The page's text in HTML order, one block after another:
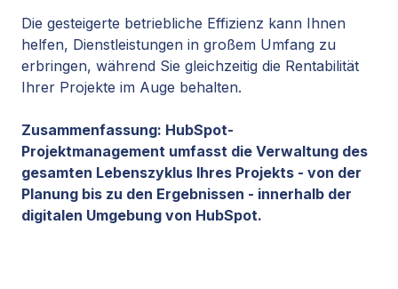
Die gesteigerte betriebliche Effizienz kann Ihnen
helfen, Dienstleistungen in großem Umfang zu
erbringen, während Sie gleichzeitig die Rentabilität
Ihrer Projekte im Auge behalten.
Zusammenfassung: HubSpot-
Projektmanagement umfasst die Verwaltung des
gesamten Lebenszyklus Ihres Projekts - von der
Planung bis zu den Ergebnissen - innerhalb der
digitalen Umgebung von HubSpot.